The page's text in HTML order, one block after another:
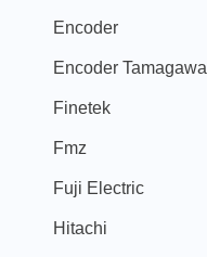
Encoder
Encoder Tamagawa
Finetek
Fmz
Fuji Electric
Hitachi